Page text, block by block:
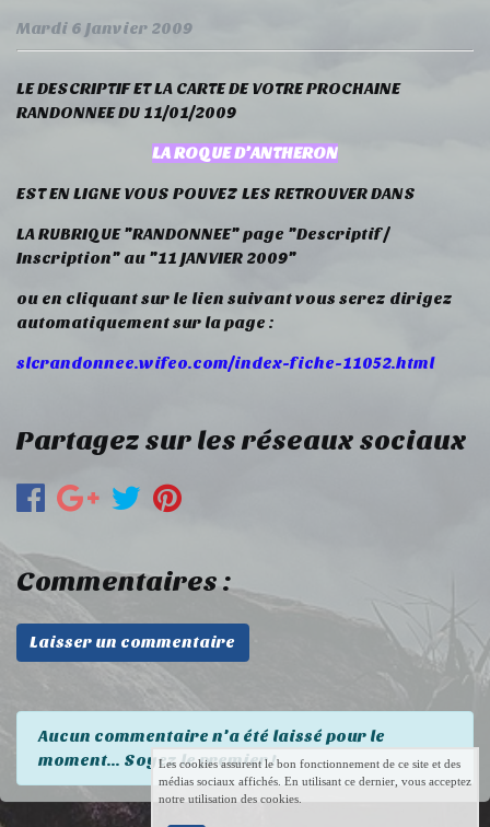
Mardi 6 Janvier 2009
LE DESCRIPTIF ET LA CARTE DE VOTRE PROCHAINE
RANDONNEE DU 11/01/2009
LA ROQUE D'ANTHERON
EST EN LIGNE VOUS POUVEZ LES RETROUVER DANS
LA RUBRIQUE "RANDONNEE" page "Descriptif /
Inscription" au "11 JANVIER 2009"
ou en cliquant sur le lien suivant vous serez dirigez
automatiquement sur la page :
slcrandonnee.wifeo.com/index-fiche-11052.html
Partagez sur les réseaux sociaux
Commentaires :
Laisser un commentaire
Aucun commentaire n'a été laissé pour le
moment... Soyez le premier !Les cookies assurent le bon fonctionnement de ce site et des
médias sociaux affichés. En utilisant ce dernier, vous acceptez
notre utilisation des cookies.